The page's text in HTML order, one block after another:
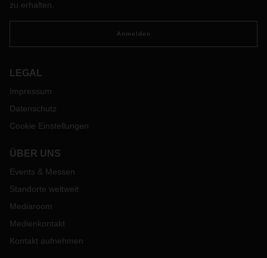
zu erhalten.
Anmelden
LEGAL
Impressum
Datenschutz
Cookie Einstellungen
ÜBER UNS
Events & Messen
Standorte weltweit
Mediaroom
Medienkontakt
Kontakt aufnehmen